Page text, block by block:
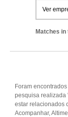
Ver
Matches
Foram
pesquisa realizada
estar relacionados
Acompanhar,